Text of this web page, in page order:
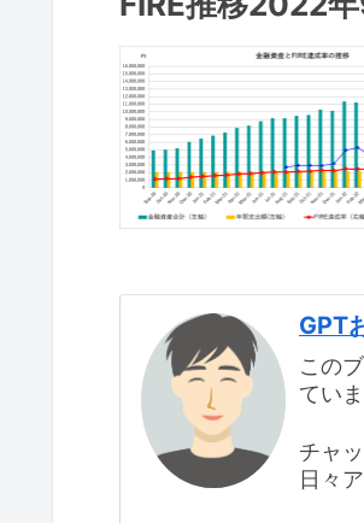
GPT
この
ていま
チャ
日々